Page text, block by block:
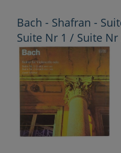
Bach - Shafran -
Suite Nr 1 / Suite Nr